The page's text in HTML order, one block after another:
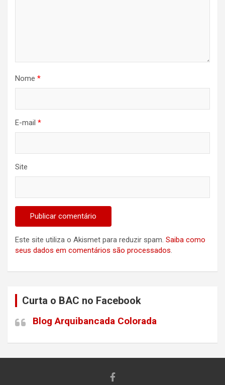
Nome *
E-mail *
Site
Este site utiliza o Akismet para reduzir spam. Saiba como
seus dados em comentários são processados.
Curta o BAC no Facebook
Blog Arquibancada Colorada